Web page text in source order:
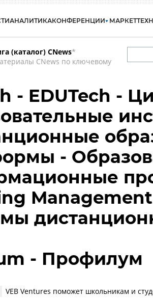
АНАЛИТИКАКОНФЕРЕНЦИИ МАРКЕТ
(каталог) CNews*
CNews по ключевому
- EDUTech -
-
- Профилум
VEB Ventures поможет школьникам и